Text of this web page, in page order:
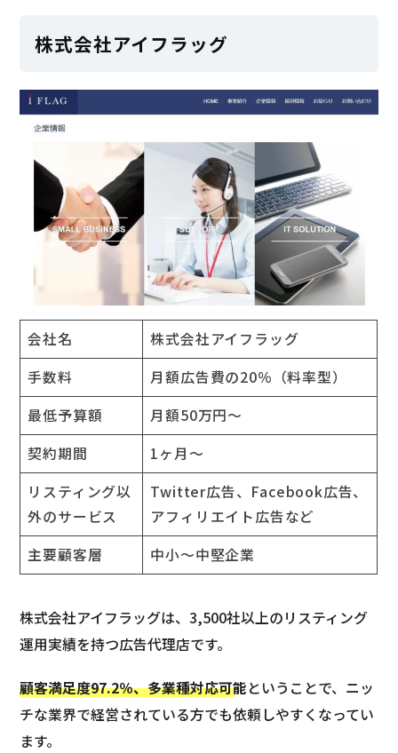
株式会社アイフラッグ
会社名
株式会社アイフラッグ
手数料
月額広告費の20％（料率型）
最低予算額
月額50万円～
契約期間
1ヶ月～
リスティング以
外のサービス
Twitter広告、Facebook広告、
アフィリエイト広告など
主要顧客層
中小～中堅企業
株式会社アイフラッグは、3,500社以上のリスティング
運用実績を持つ広告代理店です。
顧客満足度97.2％、多業種対応可能ということで、ニッ
チな業界で経営されている方でも依頼しやすくなってい
ます。